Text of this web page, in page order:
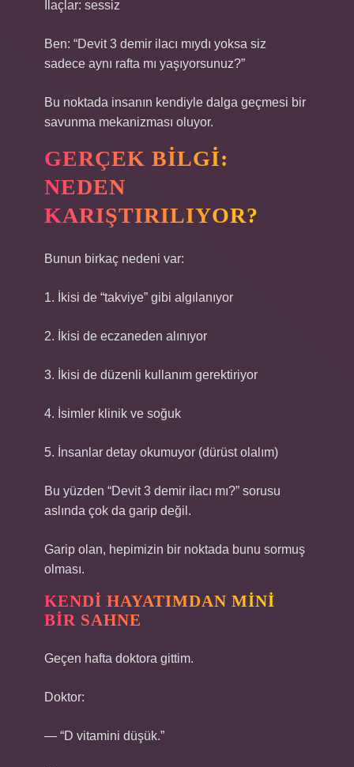
İlaçlar: sessiz
Ben: “Devit 3 demir ilacı mıydı yoksa siz
sadece aynı rafta mı yaşıyorsunuz?”
Bu noktada insanın kendiyle dalga geçmesi bir
savunma mekanizması oluyor.
GERÇEK BILGI:
NEDEN
KARIŞTIRILIYOR?
Bunun birkaç nedeni var:
1. İkisi de “takviye” gibi algılanıyor
2. İkisi de eczaneden alınıyor
3. İkisi de düzenli kullanım gerektiriyor
4. İsimler klinik ve soğuk
5. İnsanlar detay okumuyor (dürüst olalım)
Bu yüzden “Devit 3 demir ilacı mı?” sorusu
aslında çok da garip değil.
Garip olan, hepimizin bir noktada bunu sormuş
olması.
KENDI HAYATIMDAN MINI
BIR SAHNE
Geçen hafta doktora gittim.
Doktor:
— “D vitamini düşük.”